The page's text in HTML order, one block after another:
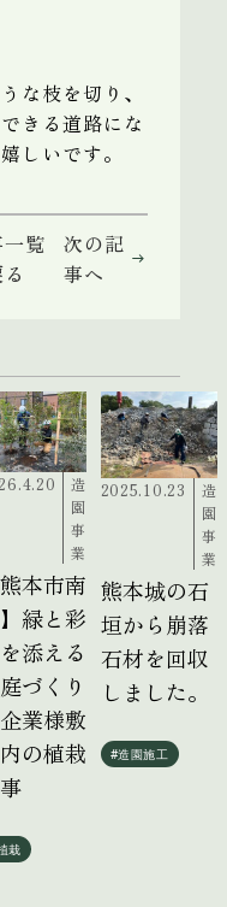
な枝を切り、
きる道路にな
しいです。
覧
次の記
事へ
造
園
事
業
熊本市南
緑と彩
添える
づくり
企業様敷
の植栽
栽
2025.10.23
造
園
事
業
熊本城の石
垣から崩落
石材を回収
しました。
#造園施工